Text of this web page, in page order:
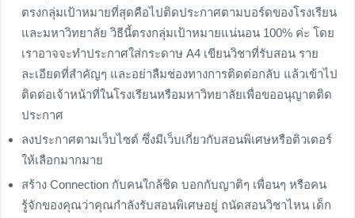
ตรงกลุ่มเป้าหมายที่สุดคือไปติดประกาศตามบอร์ดของโรงเรียน
และมหาวิทยาลัย วิธีนี้ตรงกลุ่มเป้าหมายแน่นอน 100% ค่ะ โดย
เราอาจจะทำประกาศใส่กระดาษ A4 เขียนวิชาที่รับสอน ราย
ละเอียดที่สำคัญๆ และอย่าลืมช่องทางการติดต่อกลับ แล้วเข้าไป
ติดต่อเจ้าหน้าที่ในโรงเรียนหรือมหาวิทยาลัยเพื่อขออนุญาตติด
ประกาศ
ลงประกาศตามเว็บไซต์ ซึ่งมีเว็บเกี่ยวกับสอนพิเศษหรือติวเตอร์
ให้เลือกมากมาย
สร้าง Connection กับคนใกล้ชิด บอกกับญาติๆ เพื่อนๆ หรือคน
รู้จักของคุณว่าคุณกำลังรับสอนพิเศษอยู่ ถนัดสอนวิชาไหน เด็ก